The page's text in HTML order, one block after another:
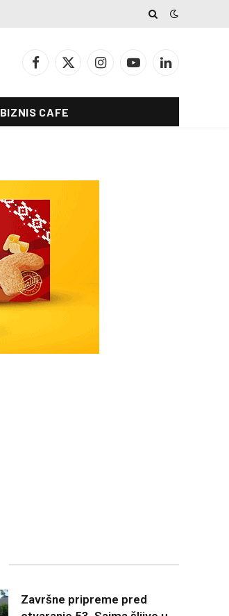
Facebook
X
InstagramYouTubeLinkedIn
BIZNIS CAFE
Završne pripreme pred